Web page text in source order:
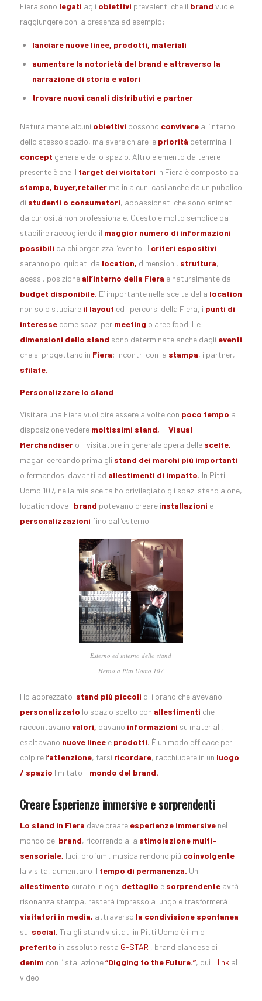
Fiera sono legati agli obiettivi prevalenti che il brand vuole
raggiungere con la presenza ad esempio:
lanciare nuove linee, prodotti, materiali
aumentare la notorietà del brand e attraverso la
narrazione di storia e valori
trovare nuovi canali distributivi e partner
Naturalmente alcuni obiettivi possono convivereall’interno
dello stesso spazio, ma avere chiare le priorità determina il
concept generale dello spazio. Altro elemento da tenere
presente è che il target dei visitatori in Fiera è composto da
stampa, buyer,retailerma in alcuni casi anche da un pubblico
di studenti o consumatori, appassionati che sono animati
da curiosità non professionale. Questo è molto semplice da
stabilire raccogliendo il maggior numero di informazioni
possibili da chi organizza l’evento. I criteri espositivi
saranno poi guidati da location, dimensioni, struttura,
acessi, posizione all’interno della Fiera e naturalmente dal
budget disponibile. E’ importante nella scelta della location
non solo studiare il layout ed i percorsi della Fiera, i punti di
interessecome spazi per meeting o aree food. Le
dimensioni dello stand sono determinate anche dagli eventi
che si progettano in Fiera: incontri con la stampa, i partner,
sfilate.
Personalizzare lo stand
Visitare una Fiera vuol dire essere a volte con poco tempo a
disposizione vedere moltissimi stand, il Visual
Merchandisero il visitatore in generale opera delle scelte,
magari cercando prima gli stand dei marchi più importanti
o fermandosi davanti ad allestimenti di impatto. In Pitti
Uomo 107, nella mia scelta ho privilegiato gli spazi stand alone,
location dove i brand potevano creare installazioni e
personalizzazioni fino dall’esterno.
Esterno ed interno dello stand
Herno a Pitti Uomo 107
Ho apprezzato stand più piccoli di i brand che avevano
personalizzato lo spazio scelto con allestimenti che
raccontavano valori, davano informazioni su materiali,
esaltavano nuove lineee prodotti. È un modo efficace per
colpire l‘attenzione, farsi ricordare, racchiudere in un luogo
/ spazio limitato il mondo del brand.
Creare Esperienze immersive e sorprendenti
Lo stand in Fiera deve creare esperienze immersivenel
mondo del brand, ricorrendo alla stimolazione multi-
sensoriale, luci, profumi, musica rendono più coinvolgente
la visita, aumentano il tempo di permanenza. Un
allestimento curato in ogni dettaglio esorprendenteavrà
risonanza stampa, resterà impresso a lungo e trasformerà i
visitatori in media, attraverso la condivisione spontanea
sui social. Tra gli stand visitati in Pitti Uomo è il mio
preferito in assoluto resta G-STAR , brand olandese di
denim con l’istallazione“Digging to the Future.”, qui il link al
video.